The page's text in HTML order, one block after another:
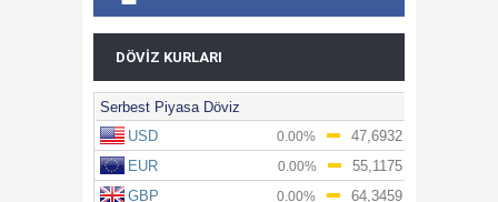
DÖVIZ KURLARI